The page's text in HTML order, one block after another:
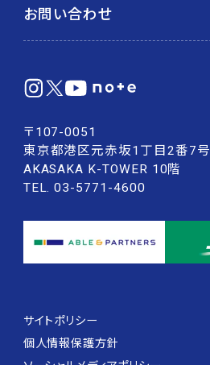
お問い合わせ
〒107-0051
東京都港区元赤坂1丁目2番7号
AKASAKA K-TOWER 10階
TEL. 03-5771-4600
サイトポリシー
個人情報保護方針